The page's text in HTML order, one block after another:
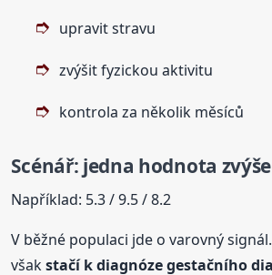
upravit stravu
zvýšit fyzickou aktivitu
kontrola za několik měsíců
Scénář: jedna hodnota
Například: 5.3 / 9.5 / 8.2
V běžné populaci jde o varovný
všakstačí k diagnóze gestačního